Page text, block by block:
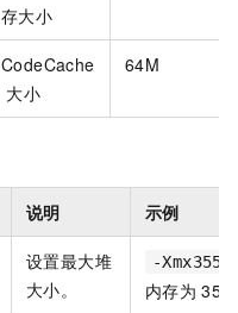
存大小
CodeCache
大小
64M
说明 示例
设置最大堆
大小。
-
内存为